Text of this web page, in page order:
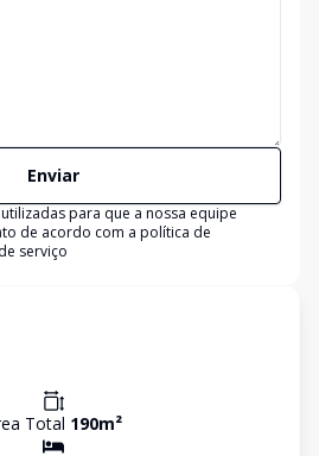
Enviar
para que a nossa equipe
de acordo com a política de
serviço
Total 190m²